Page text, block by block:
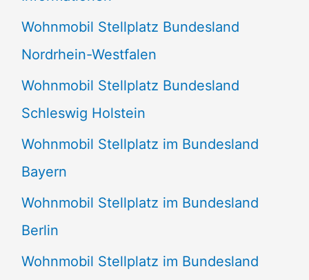
n
n
a
c
h
:
Wohnmobil Stellplatz Bundesland
Nordrhein-Westfalen
Wohnmobil Stellplatz Bundesland
Schleswig Holstein
Wohnmobil Stellplatz im Bundesland
Bayern
Wohnmobil Stellplatz im Bundesland
Berlin
Wohnmobil Stellplatz im Bundesland